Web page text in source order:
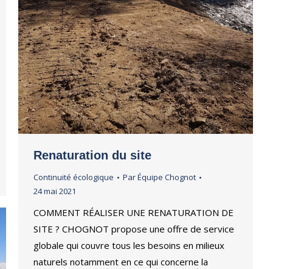
Renaturation du site
Continuité écologique ParÉquipe Chognot
24 mai 2021
COMMENT RÉALISER UNE RENATURATION DE
SITE ? CHOGNOT propose une offre de service
globale qui couvre tous les besoins en milieux
naturels notamment en ce qui concerne la